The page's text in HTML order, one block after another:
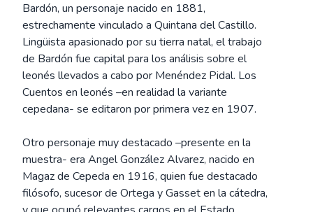
Bardón, un personaje nacido en 1881,
estrechamente vinculado a Quintana del Castillo.
Lingüista apasionado por su tierra natal, el trabajo
de Bardón fue capital para los análisis sobre el
leonés llevados a cabo por Menéndez Pidal. Los
Cuentos en leonés –en realidad la variante
cepedana- se editaron por primera vez en 1907.
Otro personaje muy destacado –presente en la
muestra- era Angel González Alvarez, nacido en
Magaz de Cepeda en 1916, quien fue destacado
filósofo, sucesor de Ortega y Gasset en la cátedra,